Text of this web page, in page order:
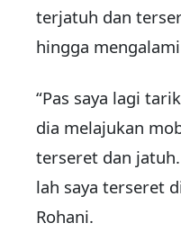
terjatuh dan
hingga
“Pas saya lagi
dia melajukan
terseret dan
lah saya terseret
Rohani.